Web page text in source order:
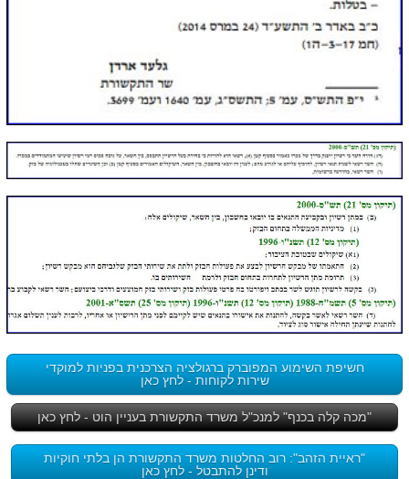
חשיפת השימוע המפוברק ברגולציה הצרכנית בפניות למוקדי
שירות לקוחות - לחץ כאן
"מכה קלה בכנף" למנכ"ל משרד התקשורת בעניין הוט - לחץ כאן
"ראיית הזהב": רוב החלטות משרד התקשורת הן בלתי חוקיות
ודינן להתבטל - לחץ כאן